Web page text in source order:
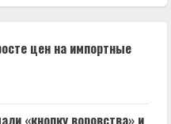
цен на импортные
«кнопку воровства» и